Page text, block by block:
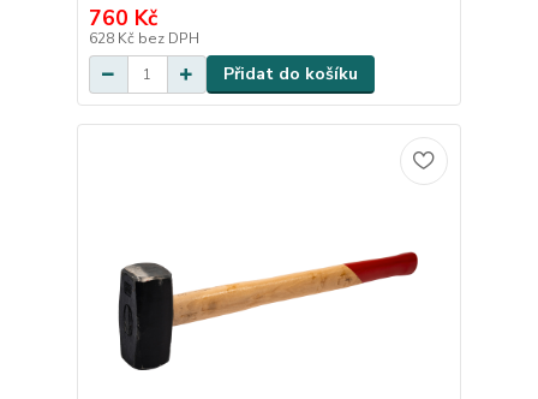
760 Kč
628 Kč bez DPH
Přidat do košíku